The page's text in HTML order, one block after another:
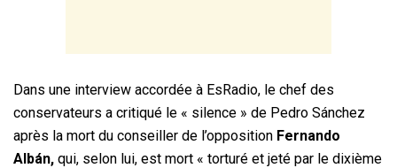
Dans une interview accordée à EsRadio, le chef des
conservateurs a critiqué le « silence » de Pedro Sánchez
après la mort du conseiller de l’opposition Fernando
Albán, qui, selon lui, est mort « torturé et jeté par le dixième